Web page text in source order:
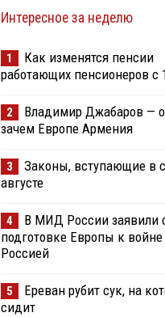
Интересное за неделю
1
Как изменятся пенсии
работающих пенсионеров с
2
Владимир Джабаров —
зачем Европе Армения
3
Законы, вступающие в
августе
4
В МИД России заявили
подготовке Европы к войне
Россией
5
Ереван рубит сук, на
сидит